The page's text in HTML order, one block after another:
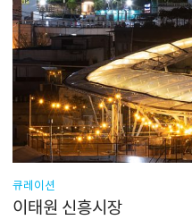
큐레이션
이태원 신흥시장